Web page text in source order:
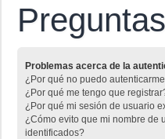
Problemas acerca de la
¿Por qué no puedo
¿Por qué me tengo que
¿Por qué mi sesión de usuario
¿Cómo evito que mi nombre de
identificados?